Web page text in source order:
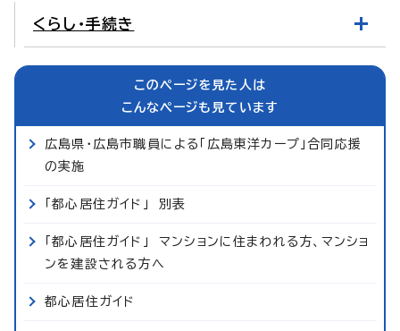
くらし・手続き
このページを見た人は
こんなページも見ています
広島県・広島市職員による「広島東洋カープ」合同応援
の実施
「都心居住ガイド」 別表
「都心居住ガイド」 マンションに住まわれる方、マンショ
ンを建設される方へ
都心居住ガイド